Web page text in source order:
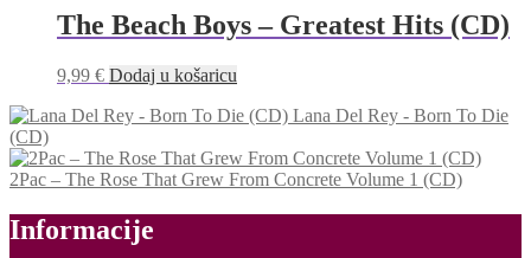
The Beach Boys – Greatest Hits (CD)
9,99 € Dodaj u košaricu
Lana Del Rey - Born To Die
(CD)
2Pac – The Rose That Grew From Concrete Volume 1 (CD)
Informacije